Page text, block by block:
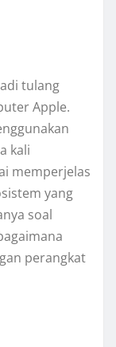
tulang
Apple.
kali
memperjelas
yang
soal
perangkat